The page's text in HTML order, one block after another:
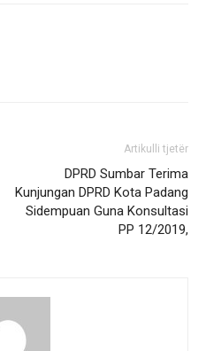
Artikulli tjetër
DPRD Sumbar Terima
Kunjungan DPRD Kota Padang
Sidempuan Guna Konsultasi
PP 12/2019,